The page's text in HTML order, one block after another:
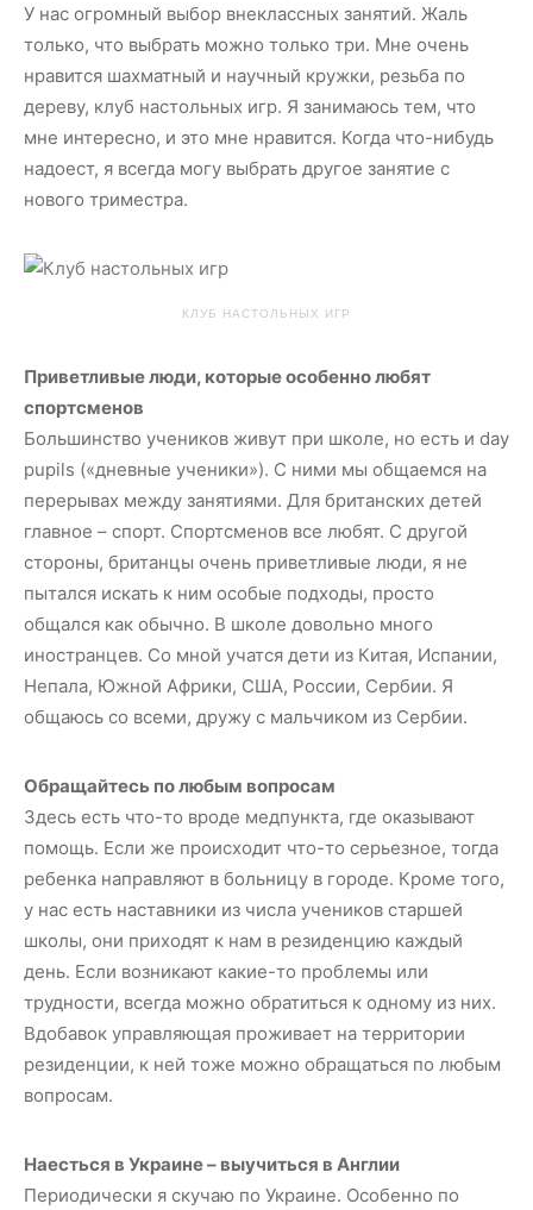
У нас огромный выбор внеклассных занятий. Жаль
только, что выбрать можно только три. Мне очень
нравится шахматный и научный кружки, резьба по
дереву, клуб настольных игр. Я занимаюсь тем, что
мне интересно, и это мне нравится. Когда что-нибудь
надоест, я всегда могу выбрать другое занятие с
нового триместра.
КЛУБ НАСТОЛЬНЫХ ИГР
Приветливые люди, которые особенно любят
спортсменов
Большинство учеников живут при школе, но есть и day
pupils («дневные ученики»). С ними мы общаемся на
перерывах между занятиями. Для британских детей
главное – спорт. Спортсменов все любят. С другой
стороны, британцы очень приветливые люди, я не
пытался искать к ним особые подходы, просто
общался как обычно. В школе довольно много
иностранцев. Со мной учатся дети из Китая, Испании,
Непала, Южной Африки, США, России, Сербии. Я
общаюсь со всеми, дружу с мальчиком из Сербии.
Обращайтесь по любым вопросам
Здесь есть что-то вроде медпункта, где оказывают
помощь. Если же происходит что-то серьезное, тогда
ребенка направляют в больницу в городе. Кроме того,
у нас есть наставники из числа учеников старшей
школы, они приходят к нам в резиденцию каждый
день. Если возникают какие-то проблемы или
трудности, всегда можно обратиться к одному из них.
Вдобавок управляющая проживает на территории
резиденции, к ней тоже можно обращаться по любым
вопросам.
Наесться в Украине – выучиться в Англии
Периодически я скучаю по Украине. Особенно по